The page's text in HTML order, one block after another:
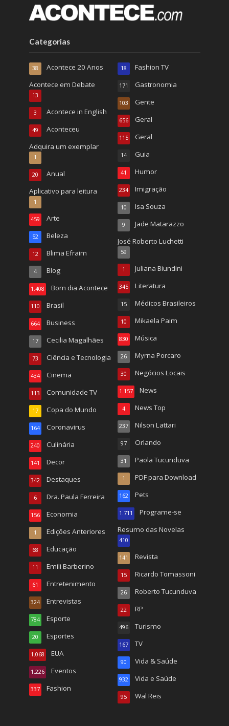
Categorias
Acontece 20 Anos
38
Acontece em Debate
13
Acontece in English
3
Aconteceu
49
Adquira um exemplar
1
Anual
20
Aplicativo para leitura
1
Arte
459
Beleza
52
Blima Efraim
12
Blog
4
Bom dia Acontece
1.408
Brasil
110
Business
664
Cecilia Magalhães
17
Ciência e Tecnologia
73
Cinema
434
Comunidade TV
113
Copa do Mundo
17
Coronavirus
164
Culinária
240
Decor
141
Destaques
342
Dra. Paula Ferreira
6
Economia
156
Edições Anteriores
1
Educação
68
Emili Barberino
11
Entretenimento
61
Entrevistas
324
Esporte
784
Esportes
20
EUA
1.068
Eventos
1.226
Fashion
337
Fashion TV
18
Gastronomia
171
Gente
103
Geral
656
Geral
115
Guia
14
Humor
41
Imigração
234
Isa Souza
10
Jade Matarazzo
9
José Roberto Luchetti
59
Juliana Biundini
1
Literatura
345
Médicos Brasileiros
15
Mikaela Paim
10
Música
830
Myrna Porcaro
26
Negócios Locais
30
News
1.157
News Top
4
Nilson Lattari
237
Orlando
97
Paola Tucunduva
31
PDF para Download
1
Pets
162
Programe-se
1.711
Resumo das Novelas
410
Revista
141
Ricardo Tomassoni
15
Roberto Tucunduva
26
RP
22
Turismo
496
TV
167
Vida & Saúde
90
Vida e Saúde
932
Wal Reis
95